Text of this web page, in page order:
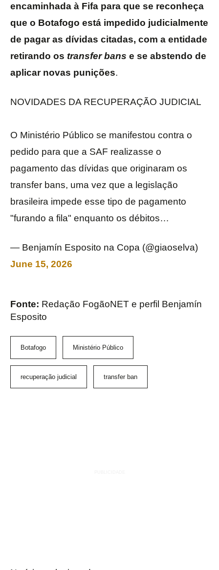
encaminhada à Fifa para que se reconheça
que o Botafogo está impedido judicialmente
de pagar as dívidas citadas, com a entidade
retirando os transfer bans e se abstendo de
aplicar novas punições.
NOVIDADES DA RECUPERAÇÃO JUDICIAL
O Ministério Público se manifestou contra o
pedido para que a SAF realizasse o
pagamento das dívidas que originaram os
transfer bans, uma vez que a legislação
brasileira impede esse tipo de pagamento
"furando a fila" enquanto os débitos…
— Benjamín Esposito na Copa (@giaoselva)
June 15, 2026
Fonte: Redação FogãoNET e perfil Benjamín
Esposito
Botafogo Ministério Público
recuperação judicial transfer ban